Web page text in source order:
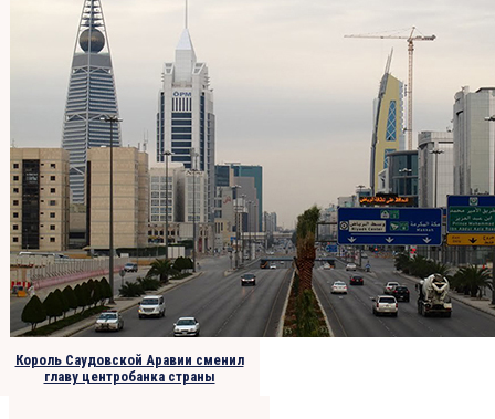
Король Саудовской Аравии сменил
главу центробанка страны